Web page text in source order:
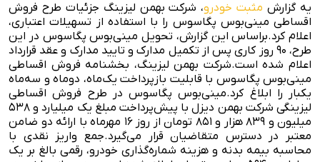
یه گزارش مثبت خودرو، شرکت بهمن لیزینگ جزئیات طرح فروش
اقساطی مینی‌بوس پگاسوس را با استفاده از تسهیلات اعتباری،
اعلام کرد.براساس این گزارش، تحویل مینی‌بوس پگاسوس در این
طرح، ۹۰ روز کاری پس از تکمیل مدارک و تایید مدارک و عقد قرارداد
اعلام شده است.شرکت بهمن لیزینگ، بخشنامه فروش اقساطی
مینی‌بوس پگاسوس با قابلیت بازپرداخت یک‌ماه، دوماه و سه‌ماه
یکبار را ابلاغ کرد.مینی‌بوس پگاسوس در طرح فروش اقساطی
لیزینگی شرکت بهمن دیزل با پیش‌پرداخت مبلغ یک میلیارد و ۵۳۸
میلیون و ۸۳۹ هزار و ۸۵۱ تومان از روز ۱۶ مهرماه با ارائه دو ضامن
معتبر در دسترس متقاضیان قرار می‌گیرد.جمع واریز نقدی با
محاسبه بیمه بدنه و هزینه شماره‌گذاری خودرو، رقمی بالغ بر یک